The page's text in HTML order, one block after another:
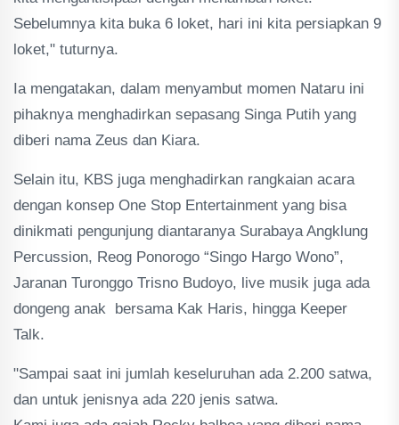
Sebelumnya kita buka 6 loket, hari ini kita persiapkan 9
loket," tuturnya.
Ia mengatakan, dalam menyambut momen Nataru ini
pihaknya menghadirkan sepasang Singa Putih yang
diberi nama Zeus dan Kiara.
Selain itu, KBS juga menghadirkan rangkaian acara
dengan konsep One Stop Entertainment yang bisa
dinikmati pengunjung diantaranya Surabaya Angklung
Percussion, Reog Ponorogo “Singo Hargo Wono”,
Jaranan Turonggo Trisno Budoyo, live musik juga ada
dongeng anak bersama Kak Haris, hingga Keeper
Talk.
"Sampai saat ini jumlah keseluruhan ada 2.200 satwa,
dan untuk jenisnya ada 220 jenis satwa.